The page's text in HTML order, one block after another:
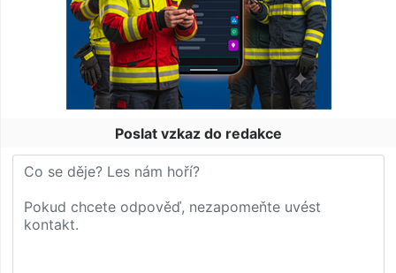
Poslat vzkaz do redakce